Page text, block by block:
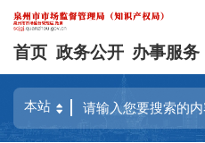
首页 政务公开 办事服务